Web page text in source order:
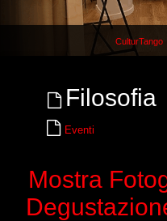
CulturTango
Filosofia
Eventi
Mostra